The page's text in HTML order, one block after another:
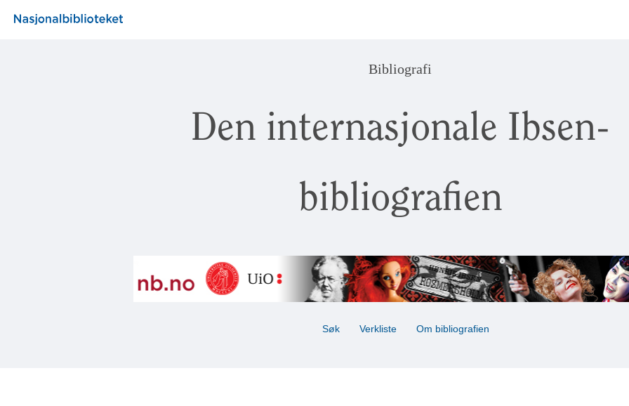
Bibliografi
Den internasjonale Ibsen-
bibliografien
Søk Verkliste Om bibliografien